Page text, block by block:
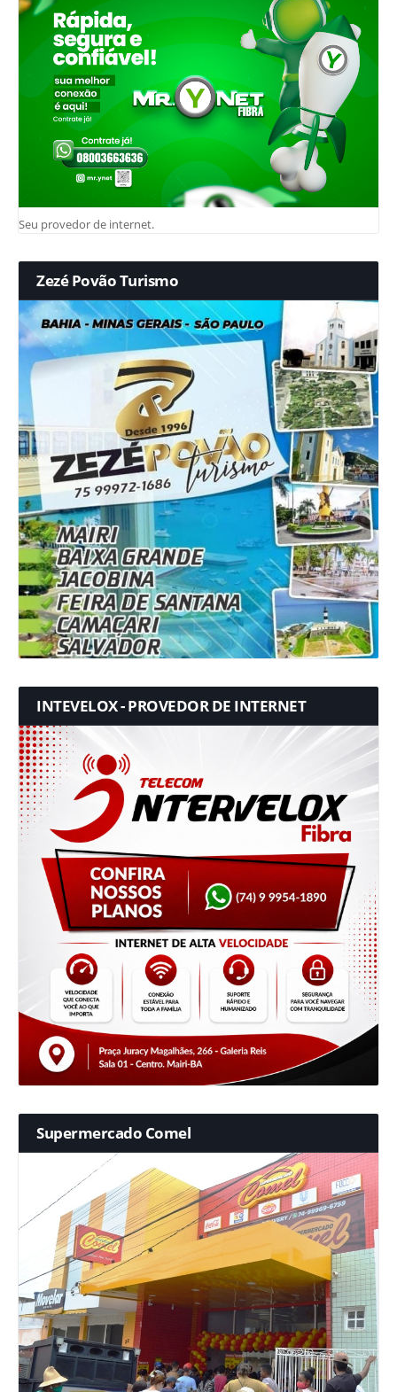
Seu provedor de internet.
Zezé Povão Turismo
INTEVELOX - PROVEDOR DE INTERNET
Supermercado Comel